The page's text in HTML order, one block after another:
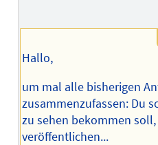
Hallo,
um mal alle bisherigen
zusammenzufassen: Du
zu sehen bekommen
veröffentlichen...